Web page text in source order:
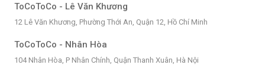
ToCoToCo - Lê Văn Khương
12 Lê Văn Khương, Phường Thới An, Quận 12, Hồ Chí Minh
ToCoToCo - Nhân Hòa
104 Nhân Hòa, P Nhân Chính, Quận Thanh Xuân, Hà Nội